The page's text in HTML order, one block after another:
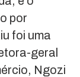
por
foi uma
geral
Ngozi